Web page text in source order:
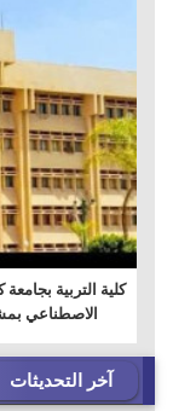
كلية التربية
الاصطناعي بمشاركة 19 جامعة و108 بحثًا
آخر التحديثات